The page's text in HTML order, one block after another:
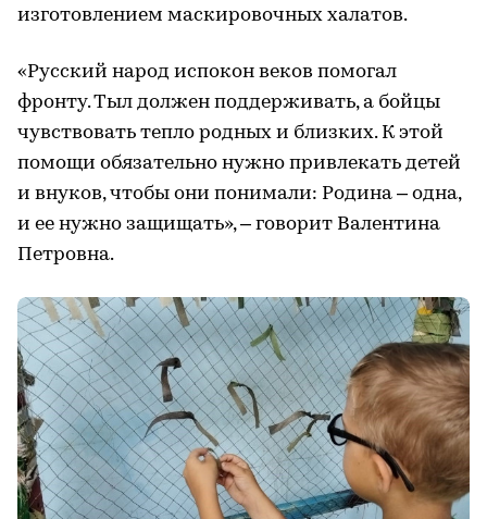
изготовлением маскировочных халатов.
«Русский народ испокон веков помогал
фронту. Тыл должен поддерживать, а бойцы
чувствовать тепло родных и близких. К этой
помощи обязательно нужно привлекать детей
и внуков, чтобы они понимали: Родина – одна,
и ее нужно защищать», – говорит Валентина
Петровна.